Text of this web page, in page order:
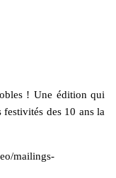
! Une édition qui
festivités des 10 ans la
mailings-